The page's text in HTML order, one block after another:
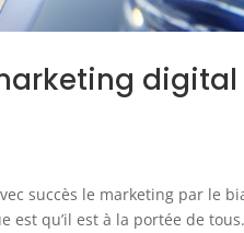
digital
succès le marketing par le
qu’il est à la portée de